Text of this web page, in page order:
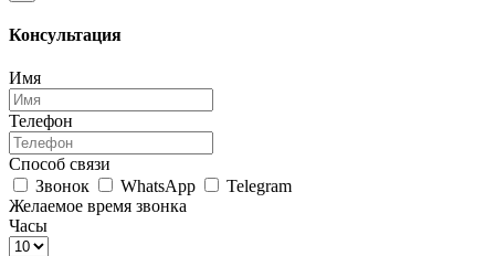
Консультация
Имя
Телефон
Способ связи
Звонок
WhatsApp
Telegram
Желаемое время звонка
Часы